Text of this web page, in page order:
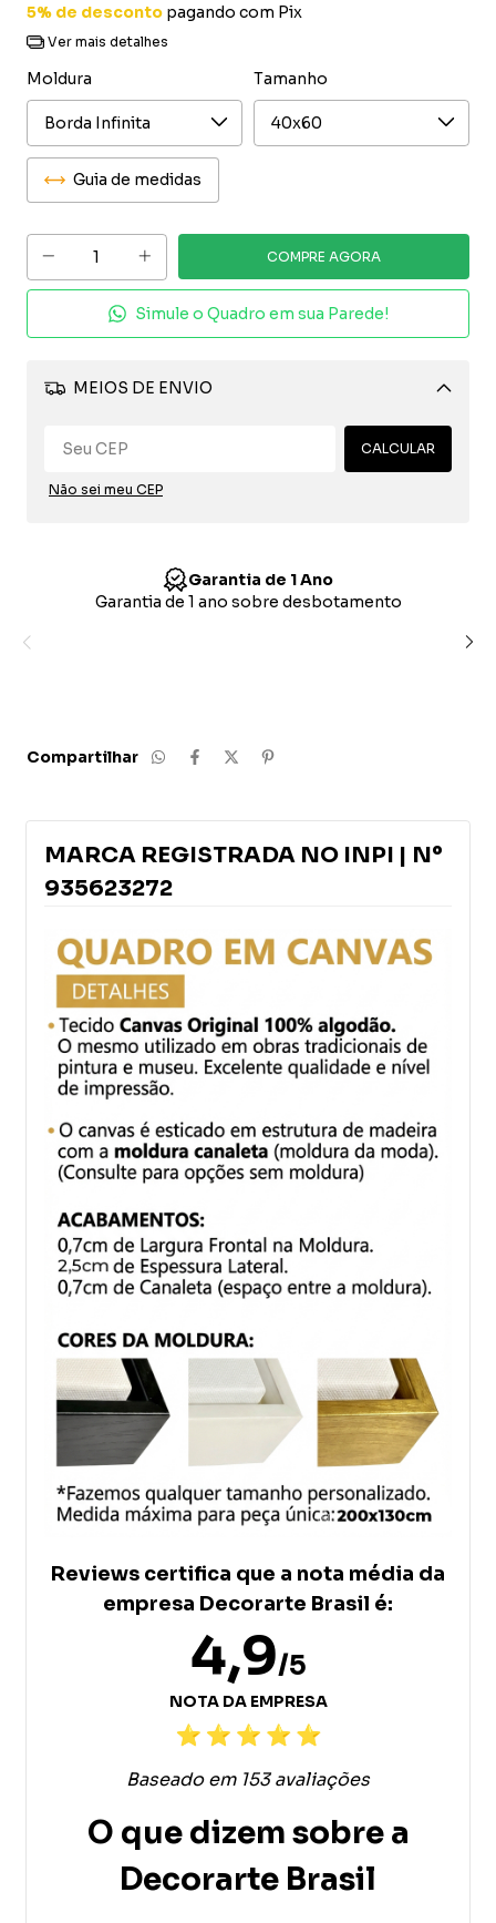
5% de desconto pagando com Pix
Ver mais detalhes
Moldura Tamanho
Guia de medidas
Simule o Quadro em sua Parede!
MEIOS DE ENVIO
Alterar CEP
CALCULAR
Não sei meu CEP
Garantia de 1 Ano
Garantia de 1 ano sobre desbotamento
Compartilhar
MARCA REGISTRADA NO INPI | Nº
935623272
Reviews certifica que a nota média da
empresa Decorarte Brasil é:
4,9/5
NOTA DA EMPRESA
Baseado em 153 avaliações
O que dizem sobre a
Decorarte Brasil